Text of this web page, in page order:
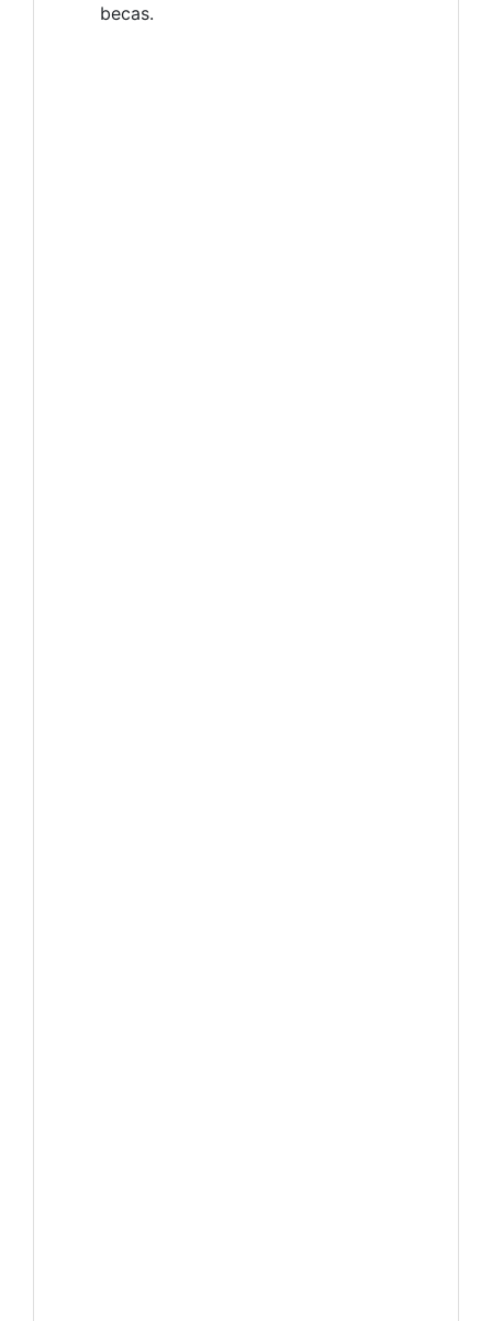
becas.